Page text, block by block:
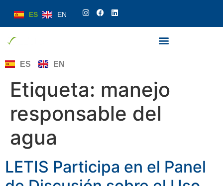
ES EN
ES EN
Etiqueta: manejo
responsable del
agua
LETIS Participa en el Panel